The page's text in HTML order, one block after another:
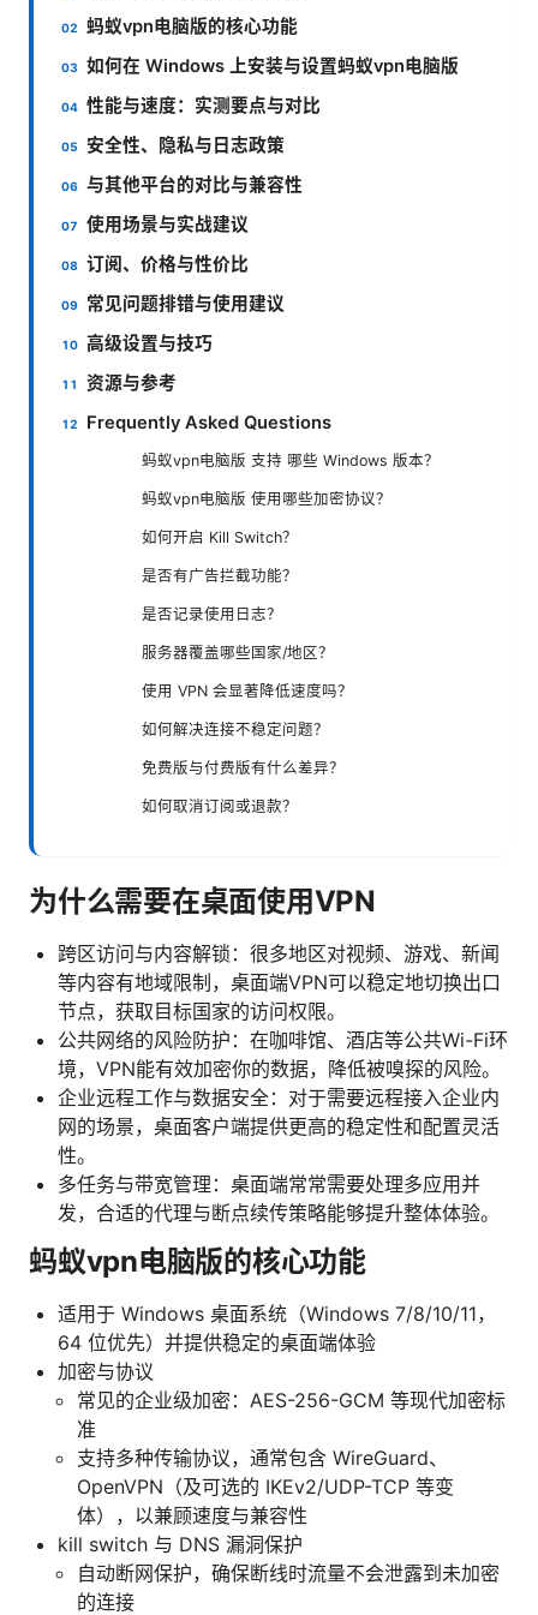
蚂蚁vpn电脑版的核心功能
如何在 Windows 上安装与设置蚂蚁vpn电脑版
性能与速度：实测要点与对比
安全性、隐私与日志政策
与其他平台的对比与兼容性
使用场景与实战建议
订阅、价格与性价比
常见问题排错与使用建议
高级设置与技巧
资源与参考
Frequently Asked Questions
蚂蚁vpn电脑版 支持 哪些 Windows 版本？
蚂蚁vpn电脑版 使用哪些加密协议？
如何开启 Kill Switch？
是否有广告拦截功能？
是否记录使用日志？
服务器覆盖哪些国家/地区？
使用 VPN 会显著降低速度吗？
如何解决连接不稳定问题？
免费版与付费版有什么差异？
如何取消订阅或退款？
为什么需要在桌面使用VPN
跨区访问与内容解锁：很多地区对视频、游戏、新闻
等内容有地域限制，桌面端VPN可以稳定地切换出口
节点，获取目标国家的访问权限。
公共网络的风险防护：在咖啡馆、酒店等公共Wi-Fi环
境，VPN能有效加密你的数据，降低被嗅探的风险。
企业远程工作与数据安全：对于需要远程接入企业内
网的场景，桌面客户端提供更高的稳定性和配置灵活
性。
多任务与带宽管理：桌面端常常需要处理多应用并
发，合适的代理与断点续传策略能够提升整体体验。
蚂蚁vpn电脑版的核心功能
适用于 Windows 桌面系统（Windows 7/8/10/11，
64 位优先）并提供稳定的桌面端体验
加密与协议
常见的企业级加密：AES-256-GCM 等现代加密标
准
支持多种传输协议，通常包含 WireGuard、
OpenVPN（及可选的 IKEv2/UDP-TCP 等变
体），以兼顾速度与兼容性
kill switch 与 DNS 漏洞保护
自动断网保护，确保断线时流量不会泄露到未加密
的连接